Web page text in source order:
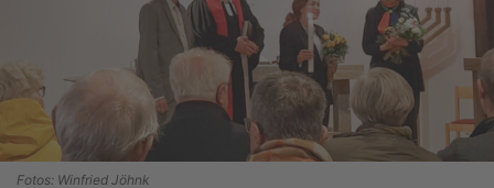
Fotos: Winfried Jöhnk